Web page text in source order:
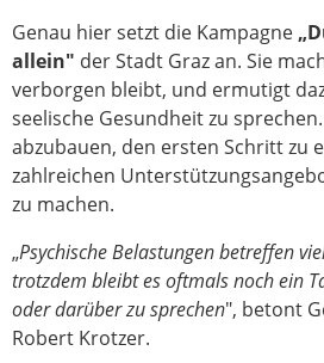
Genau hier setzt die Kampagne
allein" der Stadt Graz an. Sie
verborgen bleibt, und ermutigt
seelische Gesundheit zu
abzubauen, den ersten Schritt zu
zahlreichen
zu machen.
„Psychische Belastungen betreffen
trotzdem bleibt es oftmals noch ein
oder darüber zu sprechen", betont
Robert Krotzer.